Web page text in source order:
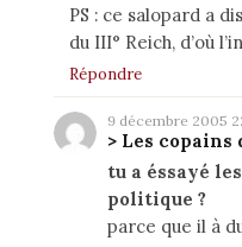
PS : ce salopard a
du III° Reich, d’où
Répondre
9 décembre 2005
> Les copains
tu a éssayé
politique ?
parce que il à